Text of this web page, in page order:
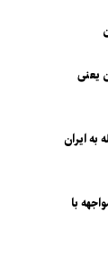
یعنی
به ایران
با